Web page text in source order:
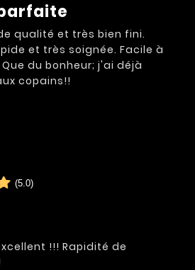
qualité et très bien fini.
et très soignée. Facile à
du bonheur; j'ai déjà
copains!!
(5.0)
!!! Rapidité de